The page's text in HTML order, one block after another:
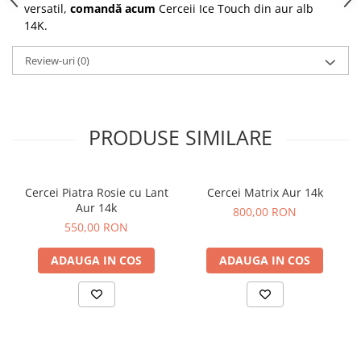
versatil, comandă acum Cerceii Ice Touch din aur alb
14K.
Review-uri(0)
PRODUSE SIMILARE
Cercei Piatra Rosie cu Lant
Aur 14k
550,00 RON
ADAUGA IN COS
Cercei Matrix Aur 14k
800,00 RON
ADAUGA IN COS